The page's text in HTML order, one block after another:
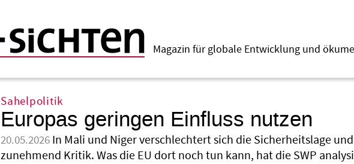
Magazin für globale Entwicklung und
Sahelpolitik
Europas geringen Einfluss nutzen
20.05.2026 In Mali und Niger verschlechtert sich die Sicherheitslage
zunehmend Kritik. Was die EU dort noch tun kann, hat die SWP